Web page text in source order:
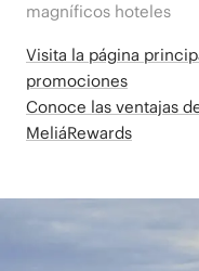
magníficos hoteles
Visita la página
promociones
Conoce las ventajas
MeliáRewards